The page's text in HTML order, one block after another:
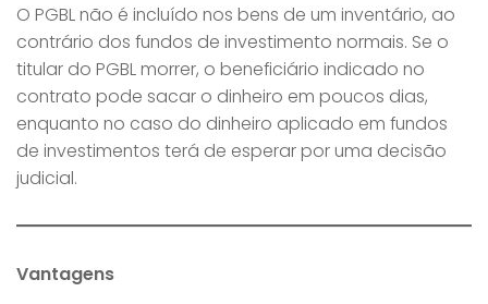
O PGBL não é incluído nos bens de um inventário, ao
contrário dos fundos de investimento normais. Se o
titular do PGBL morrer, o beneficiário indicado no
contrato pode sacar o dinheiro em poucos dias,
enquanto no caso do dinheiro aplicado em fundos
de investimentos terá de esperar por uma decisão
judicial.
Vantagens